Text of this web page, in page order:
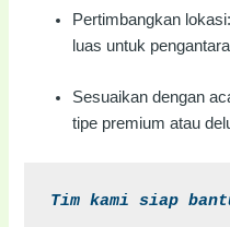
Pertimbangkan
luas untuk
Sesuaikan dengan
tipe premium atau
Tim kami siap